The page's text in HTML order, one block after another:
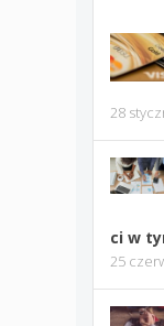
28
ci w
25